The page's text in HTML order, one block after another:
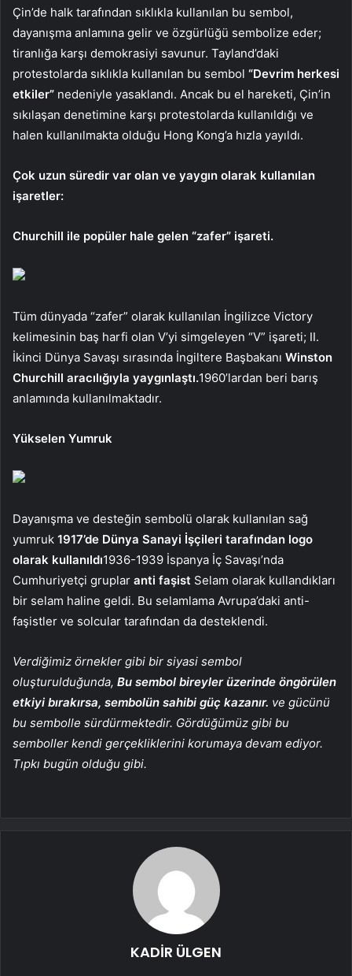
Çin’de halk tarafından sıklıkla kullanılan bu sembol,
dayanışma anlamına gelir ve özgürlüğü sembolize eder;
tiranlığa karşı demokrasiyi savunur. Tayland’daki
protestolarda sıklıkla kullanılan bu sembol “Devrim herkesi
etkiler” nedeniyle yasaklandı. Ancak bu el hareketi, Çin’in
sıkılaşan denetimine karşı protestolarda kullanıldığı ve
halen kullanılmakta olduğu Hong Kong’a hızla yayıldı.
Çok uzun süredir var olan ve yaygın olarak kullanılan
işaretler:
Churchill ile popüler hale gelen “zafer” işareti.
Tüm dünyada “zafer” olarak kullanılan İngilizce Victory
kelimesinin baş harfi olan V’yi simgeleyen “V” işareti; II.
İkinci Dünya Savaşı sırasında İngiltere Başbakanı Winston
Churchill aracılığıyla yaygınlaştı.1960’lardan beri barış
anlamında kullanılmaktadır.
Yükselen Yumruk
Dayanışma ve desteğin sembolü olarak kullanılan sağ
yumruk 1917’de Dünya Sanayi İşçileri tarafından logo
olarak kullanıldı1936-1939 İspanya İç Savaşı’nda
Cumhuriyetçi gruplar anti faşist Selam olarak kullandıkları
bir selam haline geldi. Bu selamlama Avrupa’daki anti-
faşistler ve solcular tarafından da desteklendi.
Verdiğimiz örnekler gibi bir siyasi sembol
oluşturulduğunda, Bu sembol bireyler üzerinde öngörülen
etkiyi bırakırsa, sembolün sahibi güç kazanır. ve gücünü
bu sembolle sürdürmektedir. Gördüğümüz gibi bu
semboller kendi gerçekliklerini korumaya devam ediyor.
Tıpkı bugün olduğu gibi.
KADİR ÜLGEN